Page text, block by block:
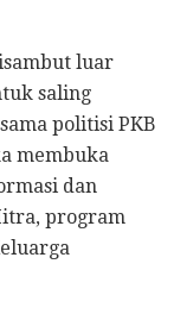
luar
saling
politisi PKB
membuka
dan
program